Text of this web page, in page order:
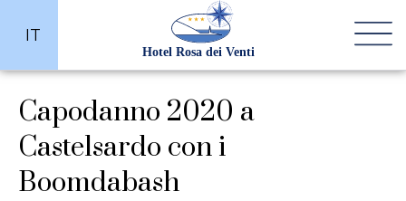
IT
Capodanno 2020 a
Castelsardo con i
Boomdabash